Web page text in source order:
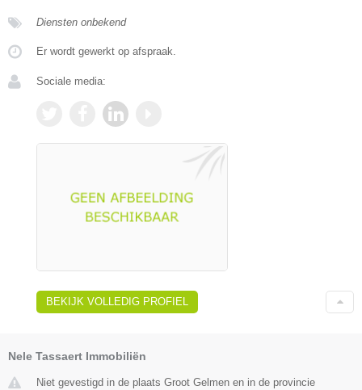
Diensten onbekend
Er wordt gewerkt op afspraak.
Sociale media:
BEKIJK VOLLEDIG PROFIEL
Nele Tassaert Immobiliën
Niet gevestigd in de plaats Groot Gelmen en in de provincie